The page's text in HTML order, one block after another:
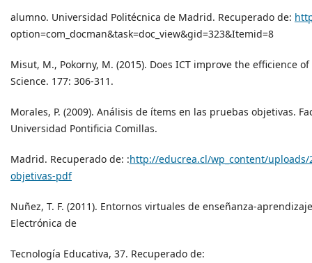
alumno. Universidad Politécnica de Madrid. Recuperado de:
option=com_docman&task=doc_view&gid=323&Itemid=8
Misut, M., Pokorny, M. (2015). Does ICT improve the efficience
Science. 177: 306-311.
Morales, P. (2009). Análisis de ítems en las pruebas objetivas.
Universidad Pontificia Comillas.
Madrid. Recuperado de: :http://educrea.cl/wp_content/
objetivas-pdf
Nuñez, T. F. (2011). Entornos virtuales de enseñanza-
Electrónica de
Tecnología Educativa, 37. Recuperado de: